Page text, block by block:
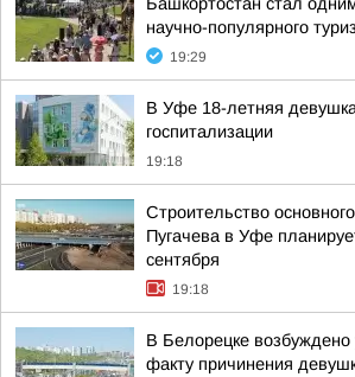
научно-популярного
19:29
В Уфе 18-летняя
госпитализации
19:18
Строительство
Пугачева в Уфе
сентября
19:18
В Белорецке возбуждено
факту причинения